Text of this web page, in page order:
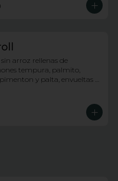
sin arroz rellenas de
tempura, palmito,
y palta, envueltas